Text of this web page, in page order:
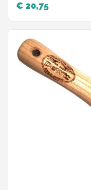
€ 20,75